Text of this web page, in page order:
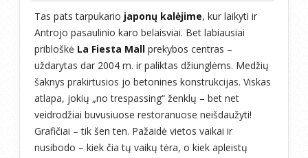
Tas pats tarpukario japonų kalėjime, kur laikyti ir
Antrojo pasaulinio karo belaisviai. Bet labiausiai
pribloškė La Fiesta Mall prekybos centras –
uždarytas dar 2004 m. ir paliktas džiunglėms. Medžių
šaknys prakirtusios jo betonines konstrukcijas. Viskas
atlapa, jokių „no trespassing“ ženklų – bet net
veidrodžiai buvusiuose restoranuose neišdaužyti!
Grafičiai – tik šen ten. Pažaidė vietos vaikai ir
nusibodo – kiek čia tų vaikų tėra, o kiek apleistų